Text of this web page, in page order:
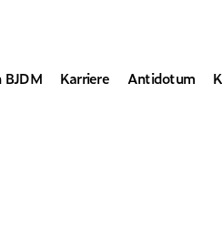
BJDM Karriere Antidotum